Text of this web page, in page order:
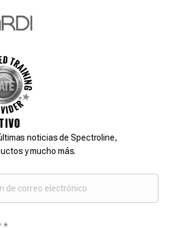
noticias de Spectroline,
y mucho más.